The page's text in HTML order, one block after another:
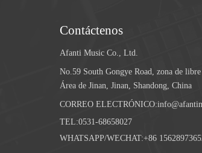
Contáctenos
Afanti Music Co., Ltd.
No.59 South Gongye Road, zona de
Área de Jinan, Jinan, Shandong, China
CORREO
TEL:0531-68658027
WHATSAPP/WECHAT:+86